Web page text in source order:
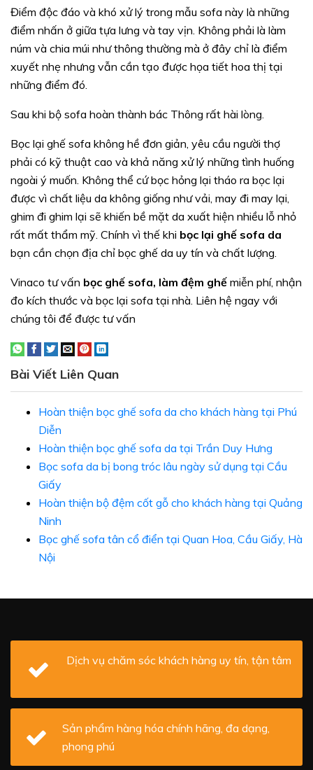
Điểm độc đáo và khó xử lý trong mẫu sofa này là những
điểm nhấn ở giữa tựa lưng và tay vịn. Không phải là làm
núm và chia múi như thông thường mà ở đây chỉ là điểm
xuyết nhẹ nhưng vẫn cần tạo được họa tiết hoa thị tại
những điểm đó.
Sau khi bộ sofa hoàn thành bác Thông rất hài lòng.
Bọc lại ghế sofa không hề đơn giản, yêu cầu người thợ
phải có kỹ thuật cao và khả năng xử lý những tình huống
ngoài ý muốn. Không thể cứ bọc hỏng lại tháo ra bọc lại
được vì chất liệu da không giống như vải, may đi may lại,
ghim đi ghim lại sẽ khiến bề mặt da xuất hiện nhiều lỗ nhỏ
rất mất thẩm mỹ. Chính vì thế khi bọc lại ghế sofa da
bạn cần chọn địa chỉ bọc ghế da uy tín và chất lượng.
Vinaco tư vấn bọc ghế sofa, làm đệm ghế miễn phí, nhận
đo kích thước và bọc lại sofa tại nhà. Liên hệ ngay với
chúng tôi để được tư vấn
Bài Viết Liên Quan
Hoàn thiện bọc ghế sofa da cho khách hàng tại Phú
Diễn
Hoàn thiện bọc ghế sofa da tại Trần Duy Hưng
Bọc sofa da bị bong tróc lâu ngày sử dụng tại Cầu
Giấy
Hoàn thiện bộ đệm cốt gỗ cho khách hàng tại Quảng
Ninh
Bọc ghế sofa tân cổ điển tại Quan Hoa, Cầu Giấy, Hà
Nội
Dịch vụ chăm sóc khách hàng uy tín, tận tâm
Sản phẩm hàng hóa chính hãng, đa dạng,
phong phú